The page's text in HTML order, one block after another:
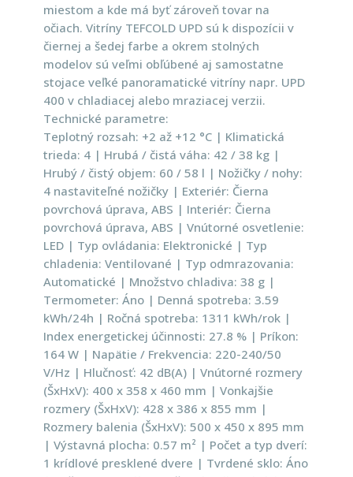
miestom a kde má byť zároveň tovar na
očiach. Vitríny TEFCOLD UPD sú k dispozícii v
čiernej a šedej farbe a okrem stolných
modelov sú veľmi obľúbené aj samostatne
stojace veľké panoramatické vitríny napr. UPD
400 v chladiacej alebo mraziacej verzii.
Technické parametre:
Teplotný rozsah: +2 až +12 °C | Klimatická
trieda: 4 | Hrubá / čistá váha: 42 / 38 kg |
Hrubý / čistý objem: 60 / 58 l | Nožičky / nohy:
4 nastaviteľné nožičky | Exteriér: Čierna
povrchová úprava, ABS | Interiér: Čierna
povrchová úprava, ABS | Vnútorné osvetlenie:
LED | Typ ovládania: Elektronické | Typ
chladenia: Ventilované | Typ odmrazovania:
Automatické | Množstvo chladiva: 38 g |
Termometer: Áno | Denná spotreba: 3.59
kWh/24h | Ročná spotreba: 1311 kWh/rok |
Index energetickej účinnosti: 27.8 % | Príkon:
164 W | Napätie / Frekvencia: 220-240/50
V/Hz | Hlučnosť: 42 dB(A) | Vnútorné rozmery
(ŠxHxV): 400 x 358 x 460 mm | Vonkajšie
rozmery (ŠxHxV): 428 x 386 x 855 mm |
Rozmery balenia (ŠxHxV): 500 x 450 x 895 mm
| Výstavná plocha: 0.57 m² | Počet a typ dverí:
1 krídlové presklené dvere | Tvrdené sklo: Áno